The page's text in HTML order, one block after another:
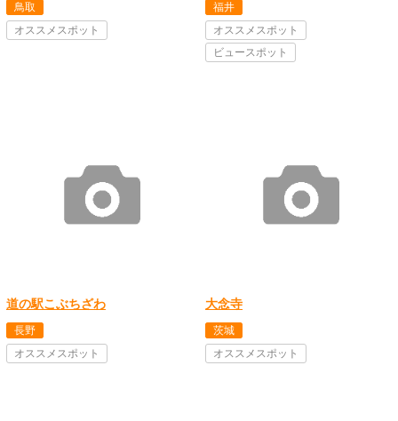
鳥取
オススメスポット
福井
オススメスポット
ビュースポット
道の駅こぶちざわ
長野
オススメスポット
大念寺
茨城
オススメスポット